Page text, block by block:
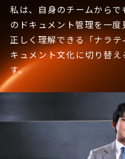
私は、自身のチームから
のドキュメント管理を一
正しく理解できる「ナラ
キュメント文化に切り替え
す。